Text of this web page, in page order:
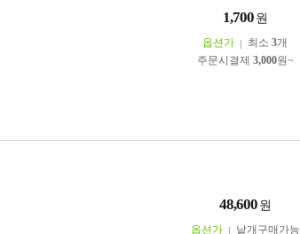
1,700 원
옵션가 최소 3개
주문시결제 3,000원~
48,600 원
옵션가 낱개구매가능